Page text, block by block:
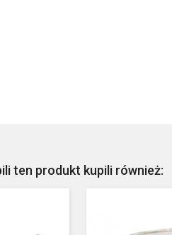
ten produkt kupili również: